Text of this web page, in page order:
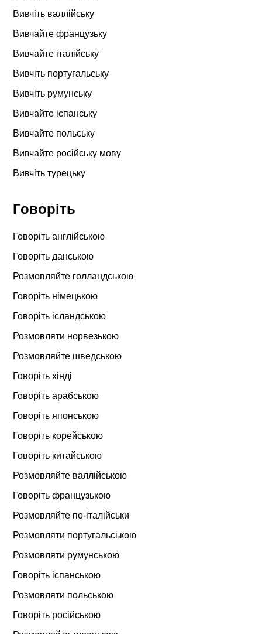
Вивчіть валлійську
Вивчайте французьку
Вивчайте італійську
Вивчіть португальську
Вивчіть румунську
Вивчайте іспанську
Вивчайте польську
Вивчайте російську мову
Вивчіть турецьку
Говоріть
Говоріть англійською
Говоріть данською
Розмовляйте голландською
Говоріть німецькою
Говоріть ісландською
Розмовляти норвезькою
Розмовляйте шведською
Говоріть хінді
Говоріть арабською
Говоріть японською
Говоріть корейською
Говоріть китайською
Розмовляйте валлійською
Говоріть французькою
Розмовляйте по-італійськи
Розмовляти португальською
Розмовляти румунською
Говоріть іспанською
Розмовляти польською
Говоріть російською